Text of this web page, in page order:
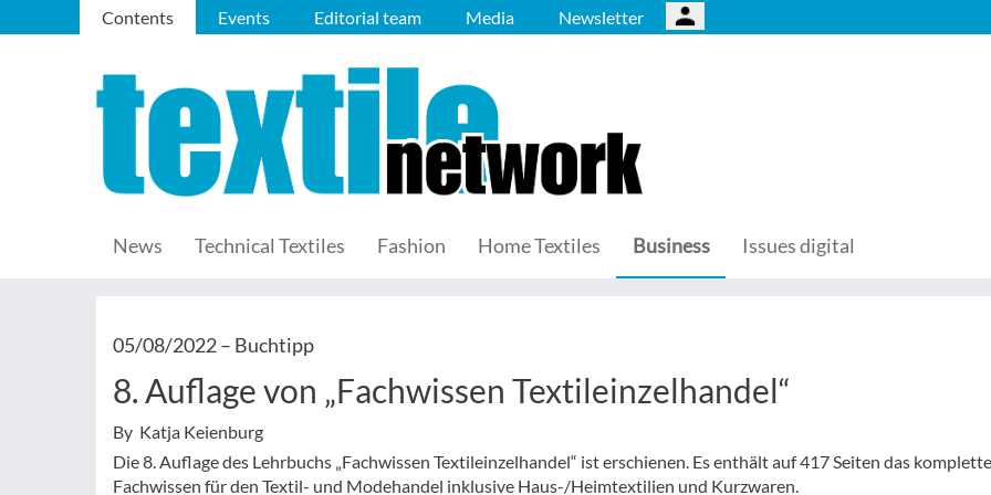
Contents Events Editorial team Media Newsletter
News Technical Textiles Fashion Home Textiles Business Issues digital
05/08/2022 – Buchtipp
8. Auflage von „Fachwissen Textileinzelhandel“
By Katja Keienburg
Die 8. Auflage des Lehrbuchs „Fachwissen Textileinzelhandel“ ist erschienen. Es enthält auf 417 Seiten das komplette
Fachwissen für den Textil- und Modehandel inklusive Haus-/Heimtextilien und Kurzwaren.